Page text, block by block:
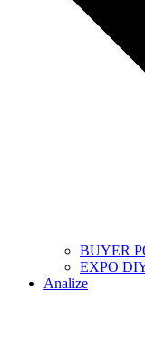
BUYER
EXPO
Analize